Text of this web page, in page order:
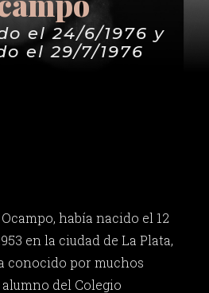
el 24/6/1976 y
el 29/7/1976
había nacido el 12
en la ciudad de La Plata,
conocido por muchos
del Colegio